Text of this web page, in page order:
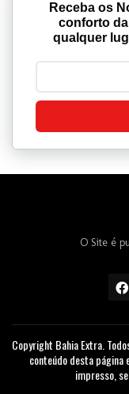
Receba os
conforto da
qualquer
O Site é
Copyright Bahia Extra.
conteúdo desta página
impresso,